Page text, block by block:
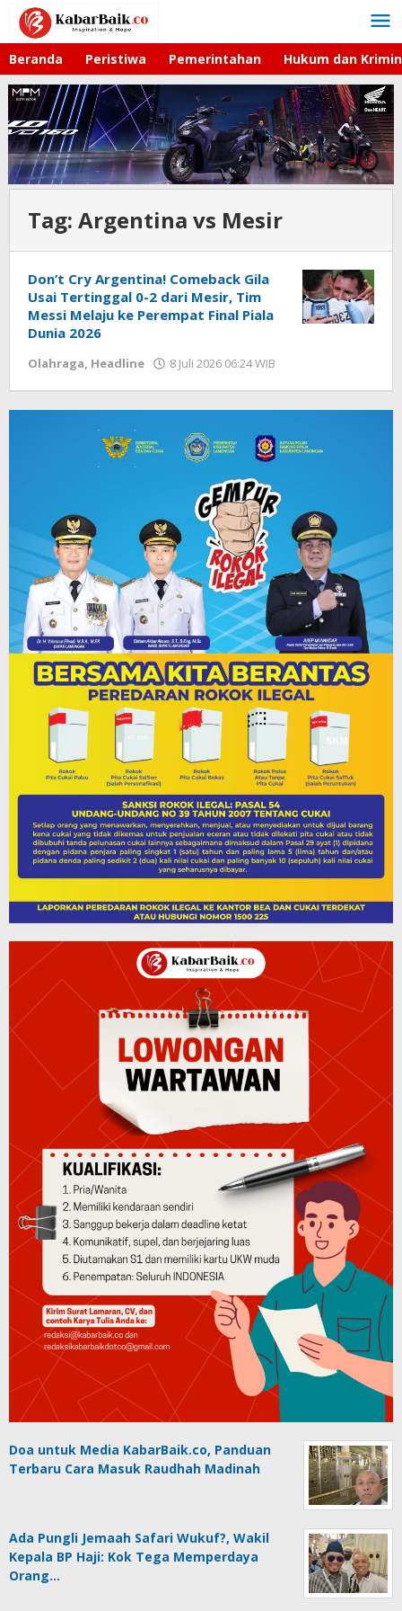
Lewati
konten
Beranda Peristiwa Pemerintahan Hukum dan
Tag: Argentina vs Mesir
Don’t Cry Argentina! Comeback Gila
Usai Tertinggal 0-2 dari Mesir, Tim
Messi Melaju ke Perempat Final Piala
Dunia 2026
Olahraga, Headline 8 Juli 2026 06:24 WIB
Doa untuk Media KabarBaik.co, Panduan
Terbaru Cara Masuk Raudhah Madinah
Ada Pungli Jemaah Safari Wukuf?, Wakil
Kepala BP Haji: Kok Tega Memperdaya
Orang…